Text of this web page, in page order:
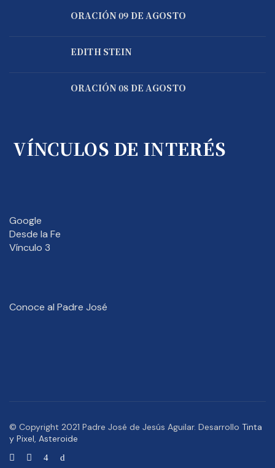
ORACIÓN 09 DE AGOSTO
EDITH STEIN
ORACIÓN 08 DE AGOSTO
VÍNCULOS DE INTERÉS
Google
Desde la Fe
Vínculo 3
Conoce al Padre José
© Copyright 2021 Padre José de Jesús Aguilar. Desarrollo Tinta
y Pixel, Asteroide